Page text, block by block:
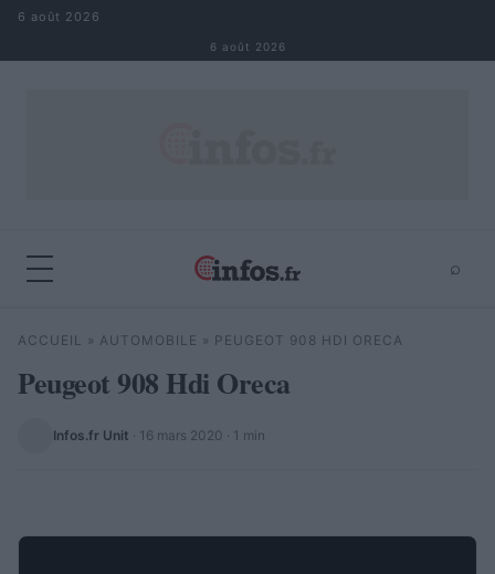
Aller au contenu
6 août 2026
6 août 2026
⌕
Rechercher
ACCUEIL » AUTOMOBILE » PEUGEOT 908 HDI ORECA
Peugeot 908 Hdi Oreca
Infos.fr Unit · 16 mars 2020 · 1 min